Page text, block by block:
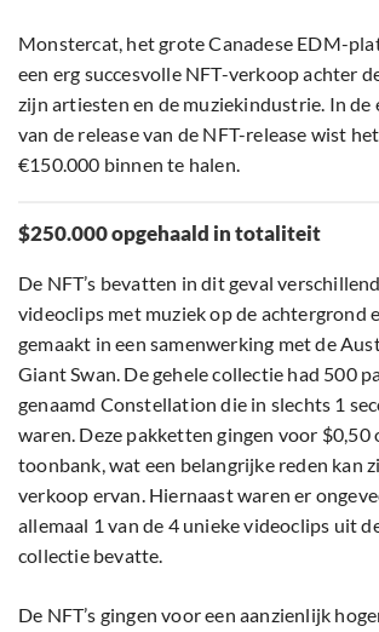
Monstercat, het grote Canadese EDM-
een erg succesvolle NFT-verkoop achter
zijn artiesten en de muziekindustrie. In de
van de release van de NFT-release wist
€150.000 binnen te halen.
$250.000 opgehaald in totaliteit
De NFT’s bevatten in dit geval
videoclips met muziek op de achtergrond
gemaakt in een samenwerking met de
Giant Swan. De gehele collectie had 500
genaamd Constellation die in slechts 1
waren. Deze pakketten gingen voor $0,50
toonbank, wat een belangrijke reden kan
verkoop ervan. Hiernaast waren er
allemaal 1 van de 4 unieke videoclips uit
collectie bevatte.
De NFT’s gingen voor een aanzienlijk